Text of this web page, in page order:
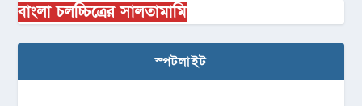
বাংলা চলচ্চিত্রের সালতামামি
স্পটলাইট